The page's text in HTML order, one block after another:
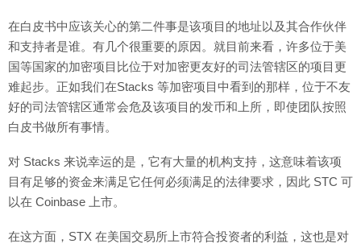
在白皮书中应该关心的第二件事是该项目的地址以及其合作伙伴
和支持者是谁。有几个很重要的原因。就目前来看，许多位于美
国等国家的加密项目比位于对加密更友好的司法管辖区的项目更
难起步。正如我们在Stacks 等加密项目中看到的那样，位于不友
好的司法管辖区通常会危及该项目的发币和上所，即使团队按照
白皮书做所有事情。
对 Stacks 来说幸运的是，它有大量的机构支持，这意味着该项
目有足够的资金来满足它任何必须满足的法律要求，因此 STC 可
以在 Coinbase 上市。
在这方面，STX 在美国交易所上市符合投资者的利益，这也是对